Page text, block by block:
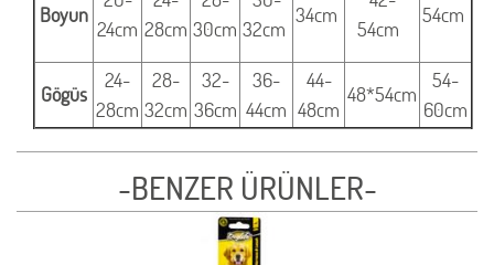
Boyun
24cm 28cm 30cm 32cm
34cm
54cm
54cm
Gögüs
24-
28cm
28-
32cm
32-
36cm
36-
44cm
44-
48cm
48*54cm
54-
60cm
-BENZER ÜRÜNLER-